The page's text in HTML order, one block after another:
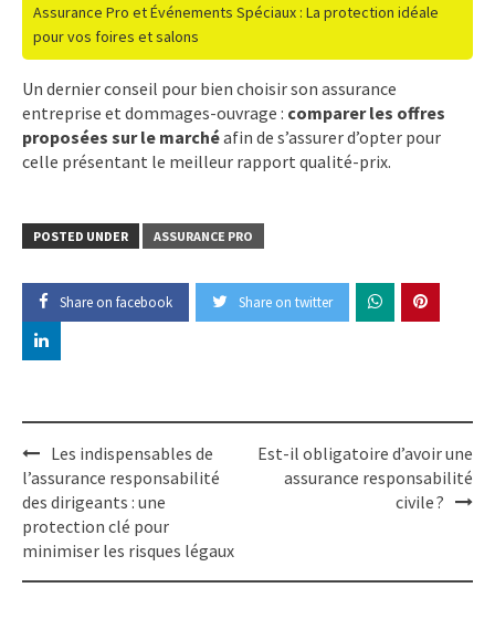
Assurance Pro et Événements Spéciaux : La protection idéale
pour vos foires et salons
Un dernier conseil pour bien choisir son assurance
entreprise et dommages-ouvrage : comparer les offres
proposées sur le marchéafin de s’assurer d’opter pour
celle présentant le meilleur rapport qualité-prix.
POSTED UNDER ASSURANCE PRO
Share on facebook Share on twitter
Post
navigation
Les indispensables de
l’assurance responsabilité
des dirigeants : une
protection clé pour
minimiser les risques légaux
Est-il obligatoire d’avoir une
assurance responsabilité
civile ?